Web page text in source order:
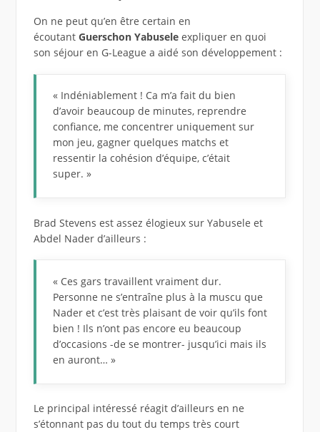
On ne peut qu’en être certain en
écoutant Guerschon Yabusele expliquer en quoi
son séjour en G-League a aidé son développement :
« Indéniablement ! Ca m’a fait du bien
d’avoir beaucoup de minutes, reprendre
confiance, me concentrer uniquement sur
mon jeu, gagner quelques matchs et
ressentir la cohésion d’équipe, c’était
super. »
Brad Stevens est assez élogieux sur Yabusele et
Abdel Nader d’ailleurs :
« Ces gars travaillent vraiment dur.
Personne ne s’entraîne plus à la muscu que
Nader et c’est très plaisant de voir qu’ils font
bien ! Ils n’ont pas encore eu beaucoup
d’occasions -de se montrer- jusqu’ici mais ils
en auront… »
Le principal intéressé réagit d’ailleurs en ne
s’étonnant pas du tout du temps très court